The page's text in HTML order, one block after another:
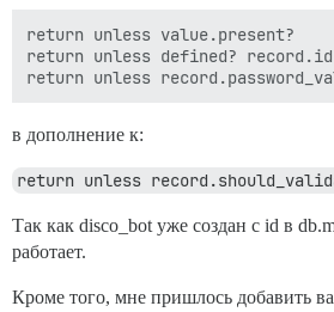
return unless value.present?
return unless defined? record.id
в дополнение к:
return unless
Так как disco_bot уже создан с id в
работает.
Кроме того, мне пришлось добавить